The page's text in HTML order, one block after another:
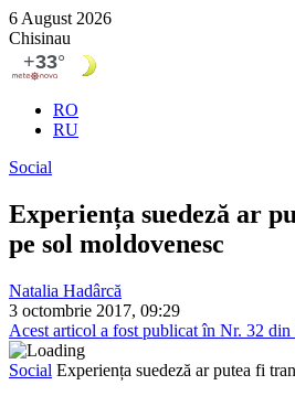
6 August 2026
Chisinau
RO
RU
Social
Experiența suedeză ar
pe sol moldovenesc
Natalia Hadârcă
3 octombrie 2017, 09:29
Acest articol a fost publicat în Nr. 32 din
Social Experiența suedeză ar putea fi